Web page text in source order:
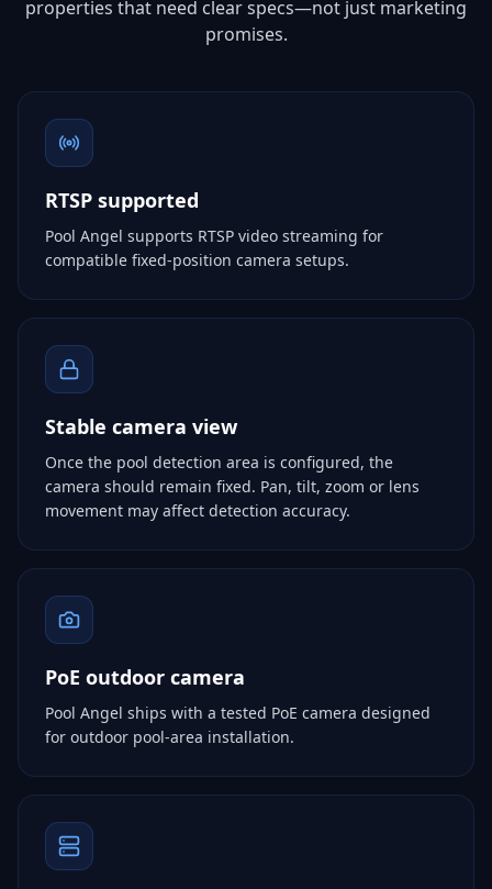
properties that need clear specs—not just marketing
promises.
RTSP supported
Pool Angel supports RTSP video streaming for
compatible fixed-position camera setups.
Stable camera view
Once the pool detection area is configured, the
camera should remain fixed. Pan, tilt, zoom or lens
movement may affect detection accuracy.
PoE outdoor camera
Pool Angel ships with a tested PoE camera designed
for outdoor pool-area installation.